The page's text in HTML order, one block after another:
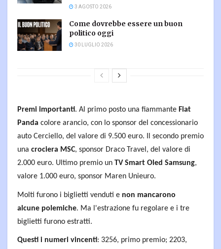
3 AGOSTO 2026
Come dovrebbe essere un buon
politico oggi
30 LUGLIO 2026
Premi importanti. Al primo posto una fiammante Fiat
Panda colore arancio, con lo sponsor del concessionario
auto Cerciello, del valore di 9.500 euro. Il secondo premio
una crociera MSC, sponsor Draco Travel, del valore di
2.000 euro. Ultimo premio un TV Smart Oled Samsung,
valore 1.000 euro, sponsor Maren Unieuro.
Molti furono i biglietti venduti e non mancarono
alcune polemiche. Ma l'estrazione fu regolare e i tre
biglietti furono estratti.
Questi i numeri vincenti: 3256, primo premio; 2203,